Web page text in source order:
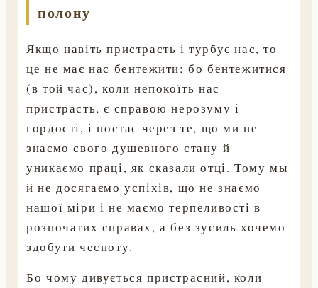
полону
Якщо навіть пристрасть і турбує нас, то
це не має нас бентежити; бо бентежитися
(в той час), коли непокоїть нас
пристрасть, є справою нерозуму і
гордості, і постає через те, що ми не
знаємо свого душевного стану й
уникаємо праці, як сказали отці. Тому мы
й не досягаємо успіхів, що не знаємо
нашої міри і не маємо терпеливості в
розпочатих справах, а без зусиль хочемо
здобути чесноту.
Бо чому дивується пристрасний, коли